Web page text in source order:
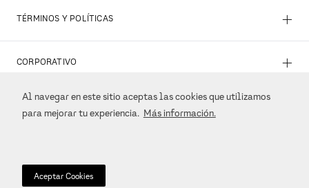
Al navegar en este sitio aceptas las cookies que utilizamos
para mejorar tu experiencia. Más información.
Aceptar Cookies
TÉRMINOS Y POLÍTICAS +
CORPORATIVO +
REDES SOCIALES